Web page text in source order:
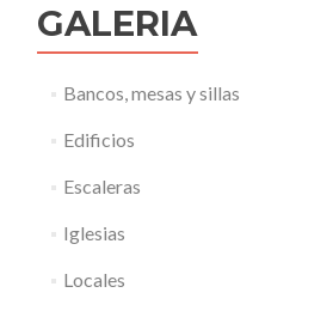
c
a
d
GALERIA
Bancos, mesas y sillas
Edificios
Escaleras
Iglesias
Locales